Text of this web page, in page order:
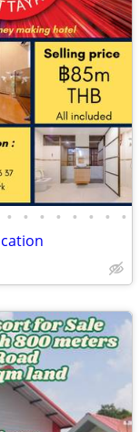
• • • • • • • •